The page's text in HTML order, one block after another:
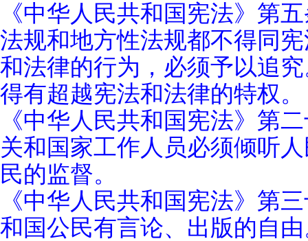
《中华人民共和国宪法》第
法规和地方性法规都不得同
和法律的行为，必须予以追
得有超越宪法和法律的特权。
《中华人民共和国宪法》第
关和国家工作人员必须倾听
民的监督。
《中华人民共和国宪法》第
和国公民有言论、出版的自